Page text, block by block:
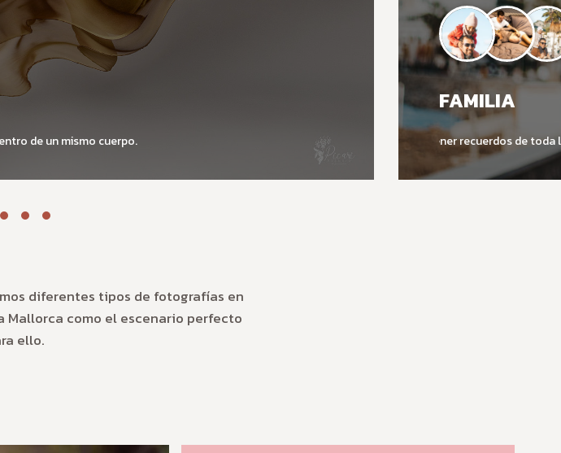
de un mismo cuerpo.
FAMILIA
Tener recuerdos de
diferentes tipos de fotografías en
como el escenario perfecto
ello.